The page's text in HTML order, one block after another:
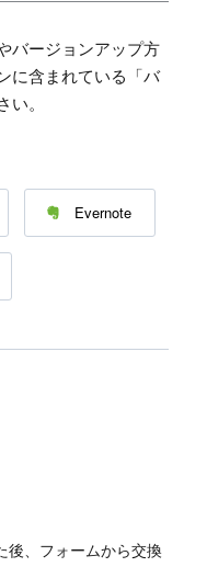
バージョンアップ方
に含まれている「バ
い。
Evernote
後、フォームから交換